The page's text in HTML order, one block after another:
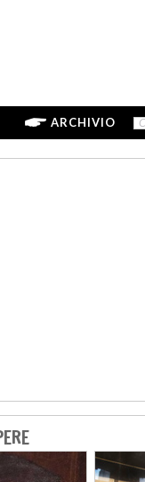
ARCHIVIO